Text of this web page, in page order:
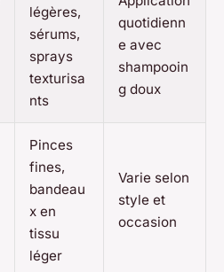
légères,
sérums,
sprays
texturisa
nts
quotidienn
e avec
shampooin
g doux
Pinces
fines,
bandeau
x en
tissu
léger
Varie selon
style et
occasion